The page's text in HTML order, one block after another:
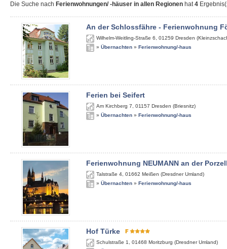
Die Suche nach Ferienwohnungen/ -häuser in allen Regionen hat4
An der Schlossfähre - Ferienwohnung
Wilhelm-Weitling-Straße 6 01259 Dresden
» Übernachten » Ferienwohnung/-haus
Ferien bei Seifert
Am Kirchberg 7 01157 Dresden (Briesnitz)
» Übernachten » Ferienwohnung/-haus
Ferienwohnung NEUMANN an der
Talstraße 4 01662 Meißen (Dresdner Umland)
» Übernachten » Ferienwohnung/-haus
Hof Türke
Schulstraße 1 01468 Moritzburg (Dresdner Umland)